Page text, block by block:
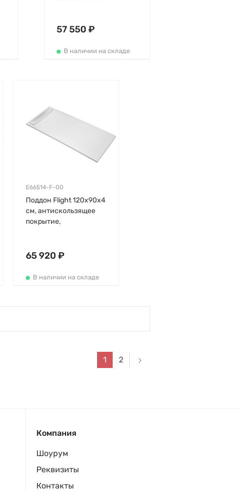
57 550 ₽
В наличии на складе
E66514-F-00
Поддон Flight 120х90х4
см, антискользящее
покрытие,
65 920 ₽
В наличии на складе
1 2
Компания
Шоурум
Реквизиты
Контакты